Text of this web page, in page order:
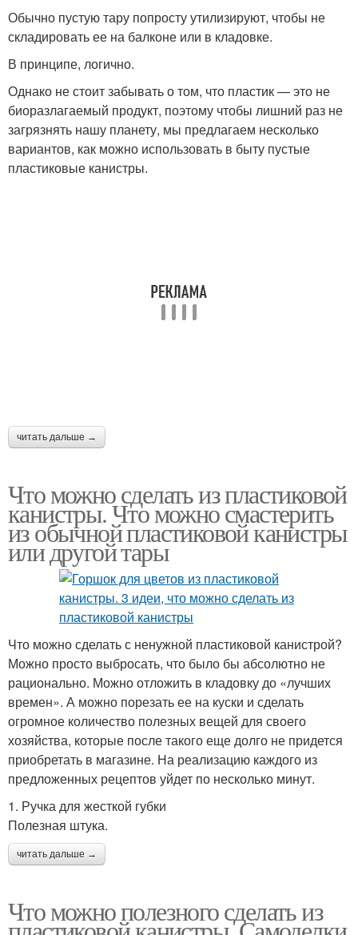
Обычно пустую тару попросту утилизируют, чтобы не
складировать ее на балконе или в кладовке.
В принципе, логично.
Однако не стоит забывать о том, что пластик — это не
биоразлагаемый продукт, поэтому чтобы лишний раз не
загрязнять нашу планету, мы предлагаем несколько
вариантов, как можно использовать в быту пустые
пластиковые канистры.
читать дальше →
Что можно сделать из пластиковой
канистры. Что можно смастерить
из обычной пластиковой канистры
или другой тары
Что можно сделать с ненужной пластиковой канистрой?
Можно просто выбросать, что было бы абсолютно не
рационально. Можно отложить в кладовку до «лучших
времен». А можно порезать ее на куски и сделать
огромное количество полезных вещей для своего
хозяйства, которые после такого еще долго не придется
приобретать в магазине. На реализацию каждого из
предложенных рецептов уйдет по несколько минут.
1. Ручка для жесткой губки
Полезная штука.
читать дальше →
Что можно полезного сделать из